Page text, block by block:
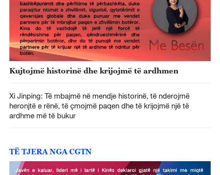
Kujtojmë historinë dhe krijojmë të ardhmen
Xi Jinping: Të mbajmë në mendje historinë, të nderojmë
heronjtë e rënë, të çmojmë paqen dhe të krijojmë një të
ardhme më të bukur
TË TJERA NGA CGTN